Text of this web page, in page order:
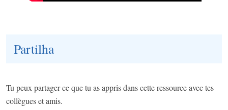
Partilha
Tu peux partager ce que tu as appris dans cette ressource avec tes
collègues et amis.